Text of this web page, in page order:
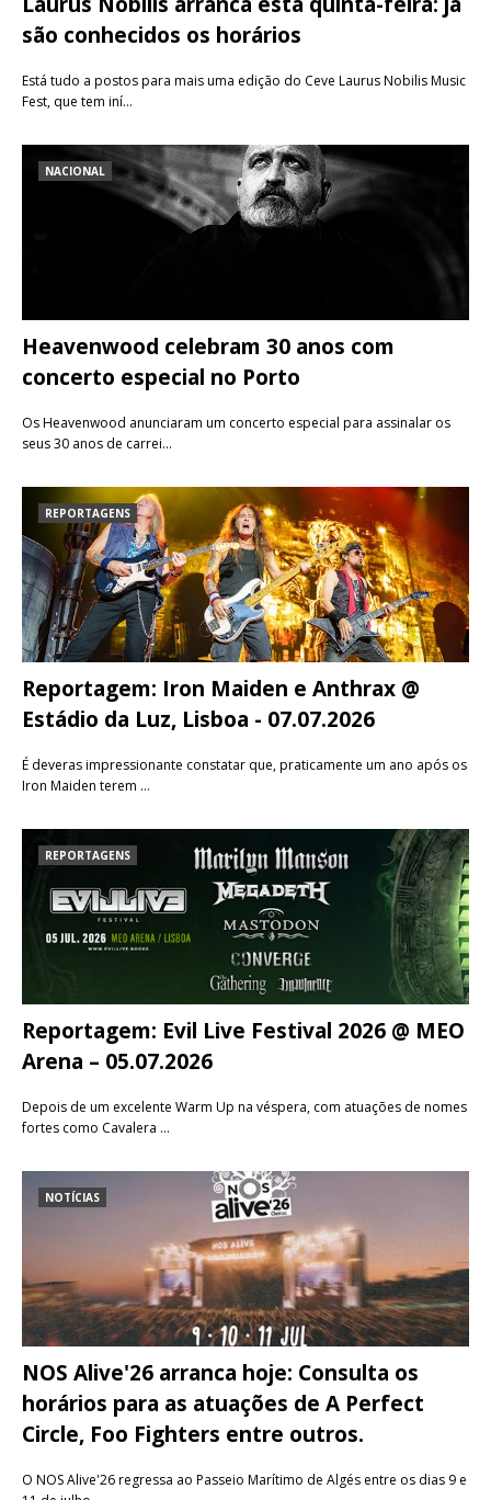
são conhecidos os horários
Está tudo a postos para mais uma edição do Ceve Laurus Nobilis Music
Fest, que tem iní…
NACIONAL
Heavenwood celebram 30 anos com
concerto especial no Porto
Os Heavenwood anunciaram um concerto especial para assinalar os
seus 30 anos de carrei…
REPORTAGENS
Reportagem: Iron Maiden e Anthrax @
Estádio da Luz, Lisboa - 07.07.2026
É deveras impressionante constatar que, praticamente um ano após os
Iron Maiden terem …
REPORTAGENS
Reportagem: Evil Live Festival 2026 @ MEO
Arena – 05.07.2026
Depois de um excelente Warm Up na véspera, com atuações de nomes
fortes como Cavalera …
NOTÍCIAS
NOS Alive'26 arranca hoje: Consulta os
horários para as atuações de A Perfect
Circle, Foo Fighters entre outros.
O NOS Alive'26 regressa ao Passeio Marítimo de Algés entre os dias 9 e